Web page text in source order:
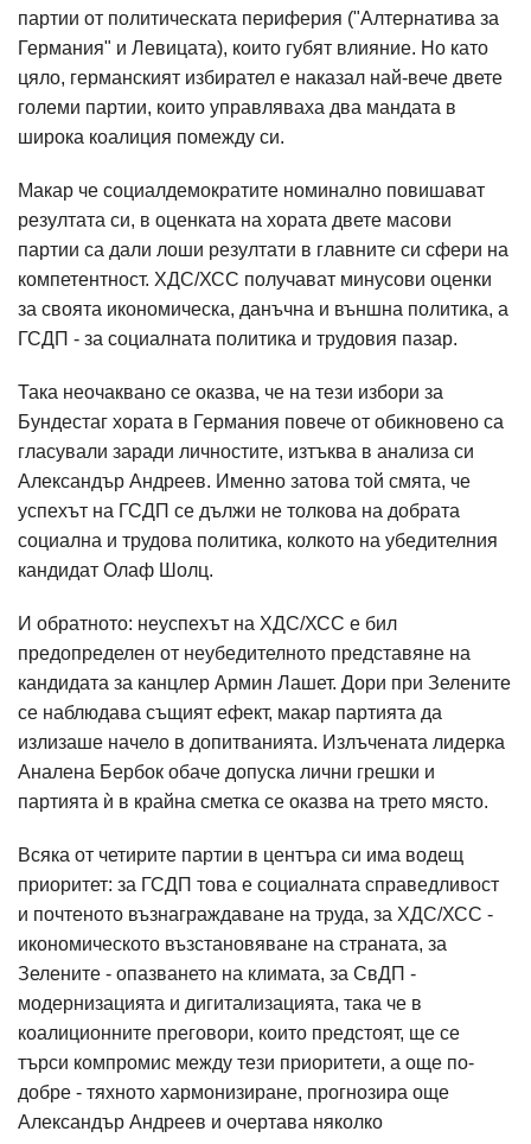
партии от политическата периферия ("Алтернатива за
Германия" и Левицата), които губят влияние. Но като
цяло, германският избирател е наказал най-вече двете
големи партии, които управляваха два мандата в
широка коалиция помежду си.
Макар че социалдемократите номинално повишават
резултата си, в оценката на хората двете масови
партии са дали лоши резултати в главните си сфери на
компетентност. ХДС/ХСС получават минусови оценки
за своята икономическа, данъчна и външна политика, а
ГСДП - за социалната политика и трудовия пазар.
Така неочаквано се оказва, че на тези избори за
Бундестаг хората в Германия повече от обикновено са
гласували заради личностите, изтъква в анализа си
Александър Андреев. Именно затова той смята, че
успехът на ГСДП се дължи не толкова на добрата
социална и трудова политика, колкото на убедителния
кандидат Олаф Шолц.
И обратното: неуспехът на ХДС/ХСС е бил
предопределен от неубедителното представяне на
кандидата за канцлер Армин Лашет. Дори при Зелените
се наблюдава същият ефект, макар партията да
излизаше начело в допитванията. Излъчената лидерка
Аналена Бербок обаче допуска лични грешки и
партията ѝ в крайна сметка се оказва на трето място.
Всяка от четирите партии в центъра си има водещ
приоритет: за ГСДП това е социалната справедливост
и почтеното възнаграждаване на труда, за ХДС/ХСС -
икономическото възстановяване на страната, за
Зелените - опазването на климата, за СвДП -
модернизацията и дигитализацията, така че в
коалиционните преговори, които предстоят, ще се
търси компромис между тези приоритети, а още по-
добре - тяхното хармонизиране, прогнозира още
Александър Андреев и очертава няколко